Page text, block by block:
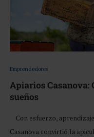
Emprendedores
Apiarios Casanova:
sueños
Con esfuerzo,
Casanova convirtió la